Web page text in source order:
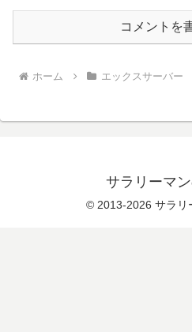
コメントを
ホーム エックスサーバー
サラリーマ
© 2013-2026 サラリ